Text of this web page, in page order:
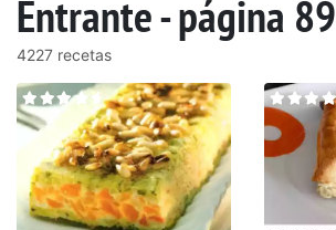
Entrante - página 89
4227 recetas